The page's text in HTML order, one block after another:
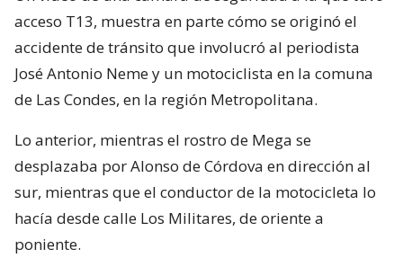
acceso T13, muestra en parte cómo se originó el
accidente de tránsito que involucró al periodista
José Antonio Neme y un motociclista en la comuna
de Las Condes, en la región Metropolitana.
Lo anterior, mientras el rostro de Mega se
desplazaba por Alonso de Córdova en dirección al
sur, mientras que el conductor de la motocicleta lo
hacía desde calle Los Militares, de oriente a
poniente.